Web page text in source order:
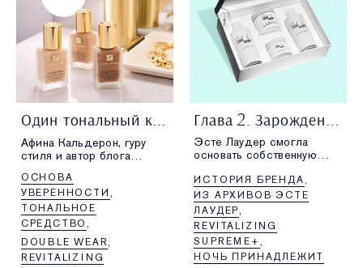
Один тональный крем — пять новых образов
Афина Кальдерон, гуру
стиля и автор блога
можно создавать
бесконечное количество
вариантов макияжа, имея
лишь одно основное
средство. В этой статье
она тестирует наш самый
популярный тональный
ОСНОВА
УВЕРЕННОСТИ
ТОНАЛЬНОЕ
СРЕДСТВО
DOUBLE WEAR
REVITALIZING
Глава 2. Зарождение красоты
Эсте Лаудер смогла
основать собственную
знаниям,
самоотверженности,
настойчивости,
увлеченности, поддержке
семьи, а еще —
бесплатным образцам.
ИСТОРИЯ БРЕНДА
ИЗ АРХИВОВ ЭСТЕ
ЛАУДЕР
REVITALIZING
SUPREME+
НОЧЬ ПРИНАДЛЕЖИТ